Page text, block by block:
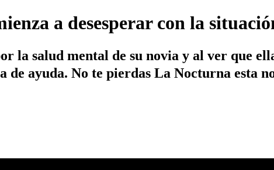
a desesperar con la
la salud mental de su novia y al ver que
de ayuda. No te pierdas La Nocturna esta